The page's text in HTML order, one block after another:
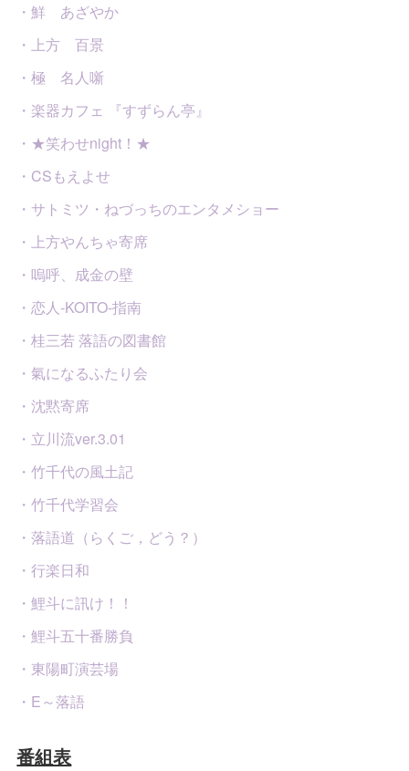
・鮮 あざやか
・上方 百景
・極 名人噺
・楽器カフェ 『すずらん亭』
・★笑わせnight！★
・CSもえよせ
・サトミツ・ねづっちのエンタメショー
・上方やんちゃ寄席
・嗚呼、成金の壁
・恋人-KOITO-指南
・桂三若 落語の図書館
・氣になるふたり会
・沈黙寄席
・立川流ver.3.01
・竹千代の風土記
・竹千代学習会
・落語道（らくご，どう？）
・行楽日和
・鯉斗に訊け！！
・鯉斗五十番勝負
・東陽町演芸場
・E～落語
番組表